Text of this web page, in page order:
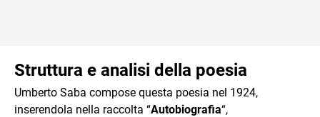
Struttura e analisi della poesia
Umberto Saba compose questa poesia nel 1924,
inserendola nella raccolta “Autobiografia“,